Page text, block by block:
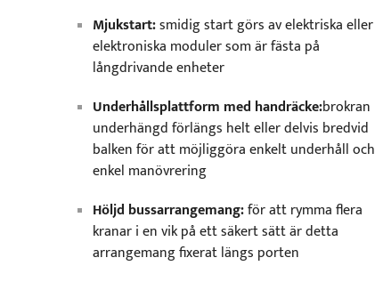
Mjukstart:smidig start görs av elektriska eller
elektroniska moduler som är fästa på
långdrivande enheter
Underhållsplattform med handräcke:brokran
underhängd förlängs helt eller delvis bredvid
balken för att möjliggöra enkelt underhåll och
enkel manövrering
Höljd bussarrangemang:för att rymma flera
kranar i en vik på ett säkert sätt är detta
arrangemang fixerat längs porten